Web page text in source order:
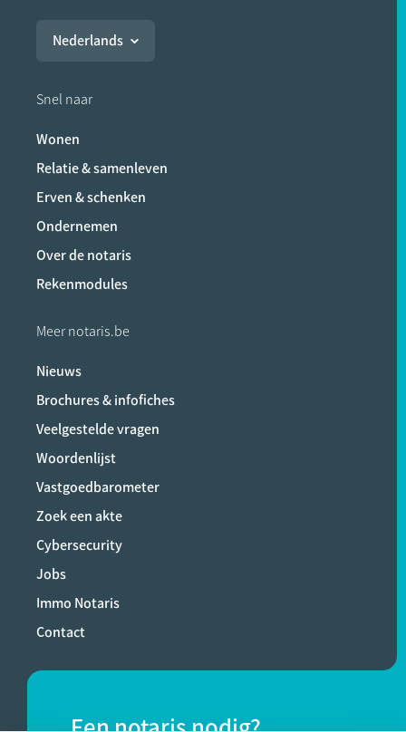
Nederlands
Snel naar
Wonen
Relatie & samenleven
Erven & schenken
Ondernemen
Over de notaris
Rekenmodules
Meer notaris.be
Nieuws
Brochures & infofiches
Veelgestelde vragen
Woordenlijst
Vastgoedbarometer
Zoek een akte
Cybersecurity
Jobs
Immo Notaris
Contact